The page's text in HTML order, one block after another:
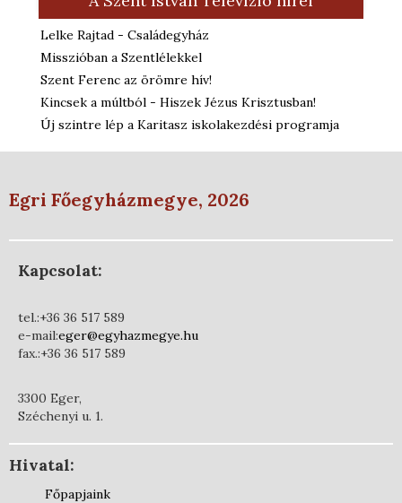
Lelke Rajtad - Családegyház
Misszióban a Szentlélekkel
Szent Ferenc az örömre hív!
Kincsek a múltból - Hiszek Jézus Krisztusban!
Új szintre lép a Karitasz iskolakezdési programja
Egri Főegyházmegye, 2026
Kapcsolat:
tel.:+36 36 517 589
e-mail:eger@egyhazmegye.hu
fax.:+36 36 517 589
3300 Eger,
Széchenyi u. 1.
Hivatal:
Főpapjaink